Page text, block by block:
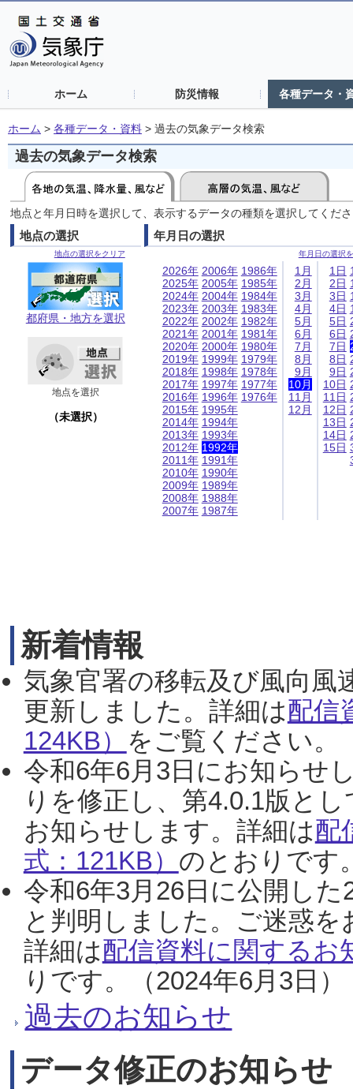
ホーム 防災情報 各種データ・
ホーム > 各種データ・資料 > 過去の気象データ検索
過去の気象データ検索
地点と年月日時を選択して、表示するデータの種類を選択してくだ
地点の選択
地点の選択をクリア
都府県・地方を選択
地点を選択
（未選択）
年月日の選択
年月日の選択
2026年
2025年
2024年
2023年
2022年
2021年
2020年
2019年
2018年
2017年
2016年
2015年
2014年
2013年
2012年
2011年
2010年
2009年
2008年
2007年
2006年
2005年
2004年
2003年
2002年
2001年
2000年
1999年
1998年
1997年
1996年
1995年
1994年
1993年
1992年
1991年
1990年
1989年
1988年
1987年
1986年
1985年
1984年
1983年
1982年
1981年
1980年
1979年
1978年
1977年
1976年
1月
2月
3月
4月
5月
6月
7月
8月
9月
10月
11月
12月
1日
2日
3日
4日
5日
6日
7日
8日
9日
10日
11日
12日
13日
14日
15日
新着情報
気象官署の移転及び風向風
更新しました。詳細は配信
124KB） をご覧ください。
令和6年6月3日にお知らせ
りを修正し、第4.0.1版と
お知らせします。詳細は配
式：121KB） のとおりです
令和6年3月26日に公開し
と判明しました。ご迷惑
詳細は配信資料に関するお
りです。（2024年6月3日）
過去のお知らせ
データ修正のお知らせ